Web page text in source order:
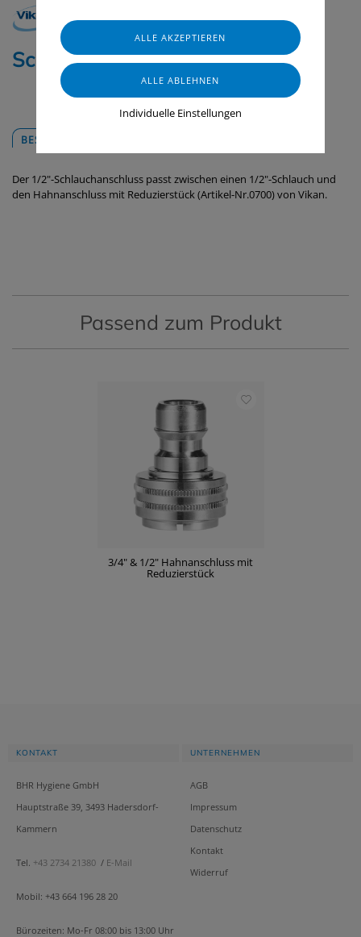
Schlauchanschluss, 1/2" (Q)
BESCHREIBUNG
Der 1/2"-Schlauchanschluss passt zwischen einen 1/2"-Schlauch und
den Hahnanschluss mit Reduzierstück (Artikel-Nr.0700) von Vikan.
Passend zum Produkt
3/4" & 1/2" Hahnanschluss mit
Reduzierstück
Individuelle Einstellungen
KONTAKT
BHR Hygiene GmbH
Hauptstraße 39, 3493 Hadersdorf-
Kammern
Tel. +43 2734 21380 / E-Mail
Mobil: +43 664 196 28 20
Bürozeiten: Mo-Fr 08:00 bis 13:00 Uhr
UNTERNEHMEN
AGB
Impressum
Datenschutz
Kontakt
Widerruf